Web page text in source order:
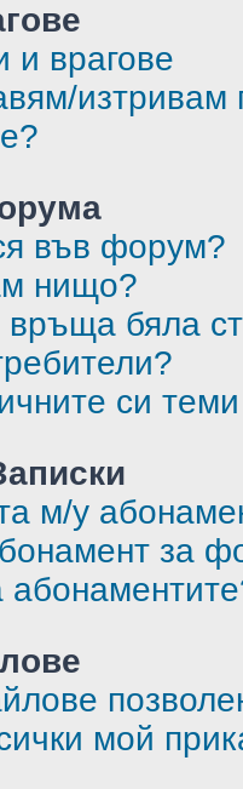
и врагове
изтривам
във форум?
нищо?
бяла
си
м/у
за
мой